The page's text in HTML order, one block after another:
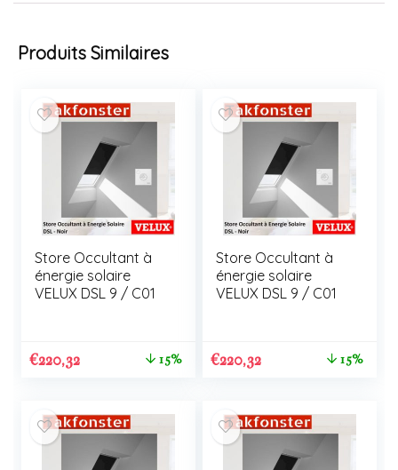
Produits Similaires
Store Occultant à
énergie solaire
VELUX DSL 9 / C01
€220,32 15%
Store Occultant à
énergie solaire
VELUX DSL 9 / C01
€220,32 15%